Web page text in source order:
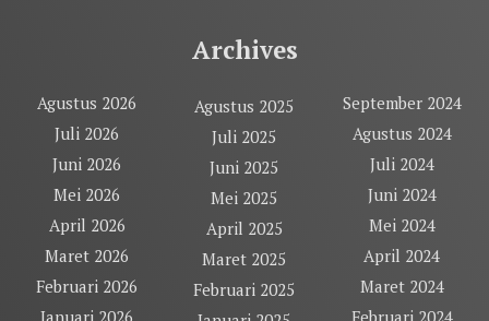
Archives
Agustus 2026
Juli 2026
Juni 2026
Mei 2026
April 2026
Maret 2026
Februari 2026
Agustus 2025
Juli 2025
Juni 2025
Mei 2025
April 2025
Maret 2025
Februari 2025
September 2024
Agustus 2024
Juli 2024
Juni 2024
Mei 2024
April 2024
Maret 2024